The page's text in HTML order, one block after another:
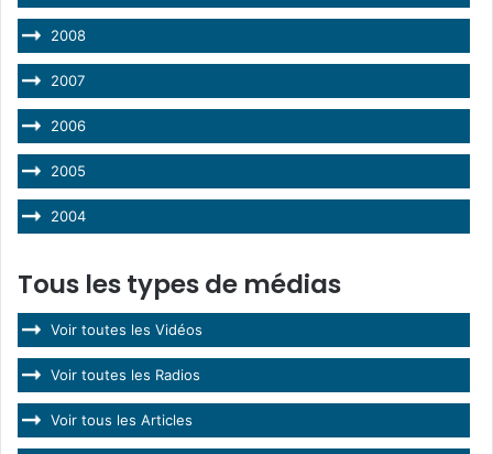
2008
2007
2006
2005
2004
Tous les types de médias
Voir toutes les Vidéos
Voir toutes les Radios
Voir tous les Articles